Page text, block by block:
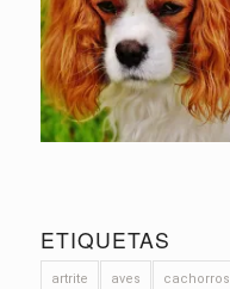
ETIQUETAS
artrite aves cachorros